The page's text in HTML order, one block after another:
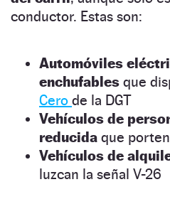
conductor. Estas son:
Automóviles
enchufables que
Cero de la DGT
Vehículos de
reducida que
Vehículos de
luzcan la señal V-26